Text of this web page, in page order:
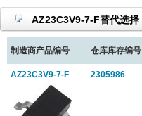
AZ23C3V9-7-F替代选择
制造商产品编号 仓库库存编号
AZ23C3V9-7-F 2305986